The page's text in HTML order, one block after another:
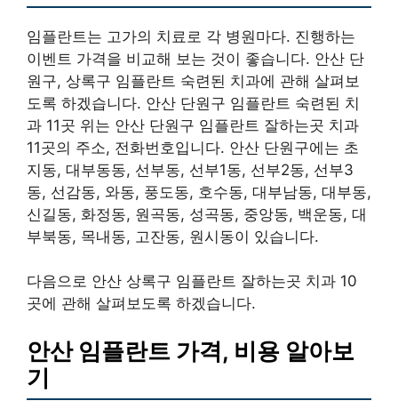
임플란트는 고가의 치료로 각 병원마다. 진행하는
이벤트 가격을 비교해 보는 것이 좋습니다. 안산 단
원구, 상록구 임플란트 숙련된 치과에 관해 살펴보
도록 하겠습니다. 안산 단원구 임플란트 숙련된 치
과 11곳 위는 안산 단원구 임플란트 잘하는곳 치과
11곳의 주소, 전화번호입니다. 안산 단원구에는 초
지동, 대부동동, 선부동, 선부1동, 선부2동, 선부3
동, 선감동, 와동, 풍도동, 호수동, 대부남동, 대부동,
신길동, 화정동, 원곡동, 성곡동, 중앙동, 백운동, 대
부북동, 목내동, 고잔동, 원시동이 있습니다.
다음으로 안산 상록구 임플란트 잘하는곳 치과 10
곳에 관해 살펴보도록 하겠습니다.
안산 임플란트 가격, 비용 알아보
기